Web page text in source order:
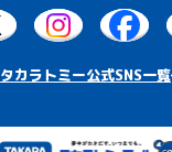
タカラトミー公式SNS一覧